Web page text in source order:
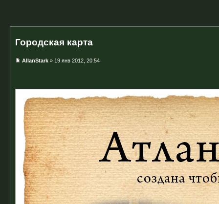
Городская карта
AllanStark » 19 янв 2012, 20:54